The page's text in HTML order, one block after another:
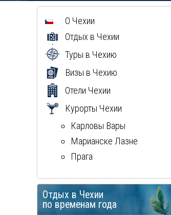
О Чехии
Отдых в Чехии
Туры в Чехию
Визы в Чехию
Отели Чехии
Курорты Чехии
Карловы Вары
Марианске Лазне
Прага
Отдых в Чехии
по временам года